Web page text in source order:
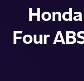
Four